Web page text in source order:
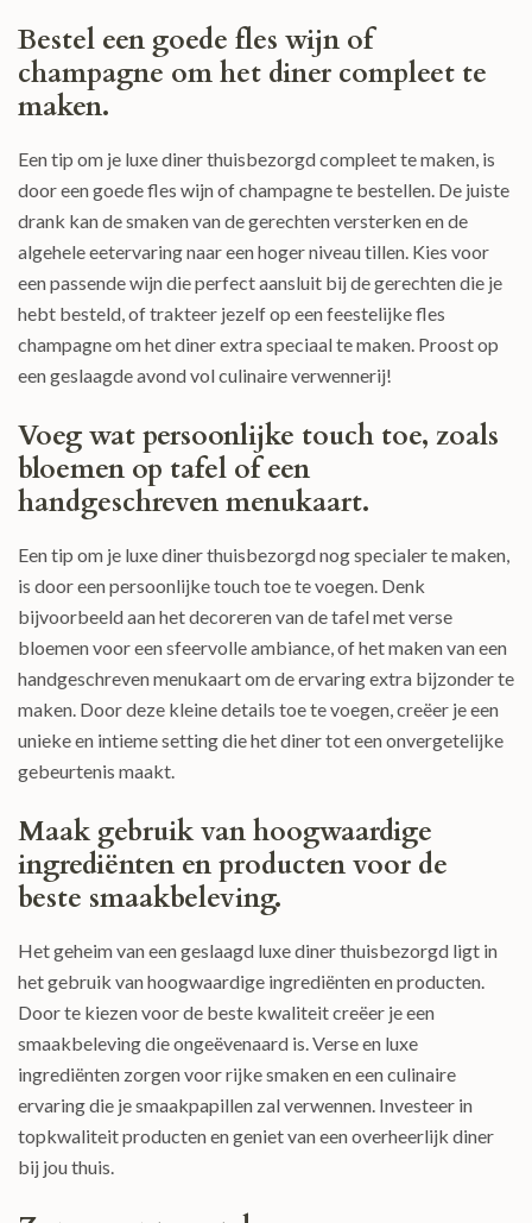
Bestel een goede fles wijn of
champagne om het diner compleet te
maken.
Een tip om je luxe diner thuisbezorgd compleet te maken, is
door een goede fles wijn of champagne te bestellen. De juiste
drank kan de smaken van de gerechten versterken en de
algehele eetervaring naar een hoger niveau tillen. Kies voor
een passende wijn die perfect aansluit bij de gerechten die je
hebt besteld, of trakteer jezelf op een feestelijke fles
champagne om het diner extra speciaal te maken. Proost op
een geslaagde avond vol culinaire verwennerij!
Voeg wat persoonlijke touch toe, zoals
bloemen op tafel of een
handgeschreven menukaart.
Een tip om je luxe diner thuisbezorgd nog specialer te maken,
is door een persoonlijke touch toe te voegen. Denk
bijvoorbeeld aan het decoreren van de tafel met verse
bloemen voor een sfeervolle ambiance, of het maken van een
handgeschreven menukaart om de ervaring extra bijzonder te
maken. Door deze kleine details toe te voegen, creëer je een
unieke en intieme setting die het diner tot een onvergetelijke
gebeurtenis maakt.
Maak gebruik van hoogwaardige
ingrediënten en producten voor de
beste smaakbeleving.
Het geheim van een geslaagd luxe diner thuisbezorgd ligt in
het gebruik van hoogwaardige ingrediënten en producten.
Door te kiezen voor de beste kwaliteit creëer je een
smaakbeleving die ongeëvenaard is. Verse en luxe
ingrediënten zorgen voor rijke smaken en een culinaire
ervaring die je smaakpapillen zal verwennen. Investeer in
topkwaliteit producten en geniet van een overheerlijk diner
bij jou thuis.